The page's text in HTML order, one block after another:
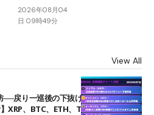
2026年08月04
日 09時49分
View All
戻り一巡後の下抜けで0.95ドルを試
XRP、BTC、ETH、TAKE